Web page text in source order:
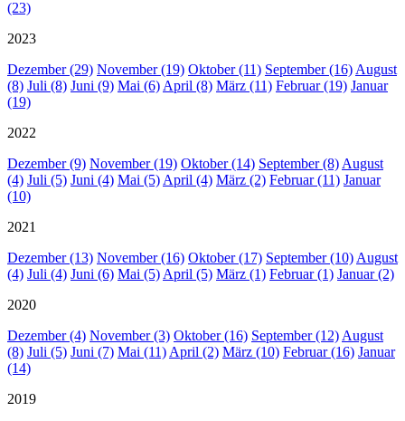
(23)
2023
Dezember (29) November (19) Oktober (11) September (16)August
(8) Juli (8) Juni (9) Mai (6)April (8) März (11) Februar (19) Januar
(19)
2022
Dezember (9) November (19) Oktober (14) September (8)August
(4) Juli (5) Juni (4) Mai (5)April (4) März (2) Februar (11) Januar
(10)
2021
Dezember (13) November (16) Oktober (17) September (10)August
(4) Juli (4) Juni (6) Mai (5)April (5) März (1) Februar (1) Januar (2)
2020
Dezember (4) November (3) Oktober (16) September (12)August
(8) Juli (5) Juni (7) Mai (11)April (2) März (10) Februar (16) Januar
(14)
2019